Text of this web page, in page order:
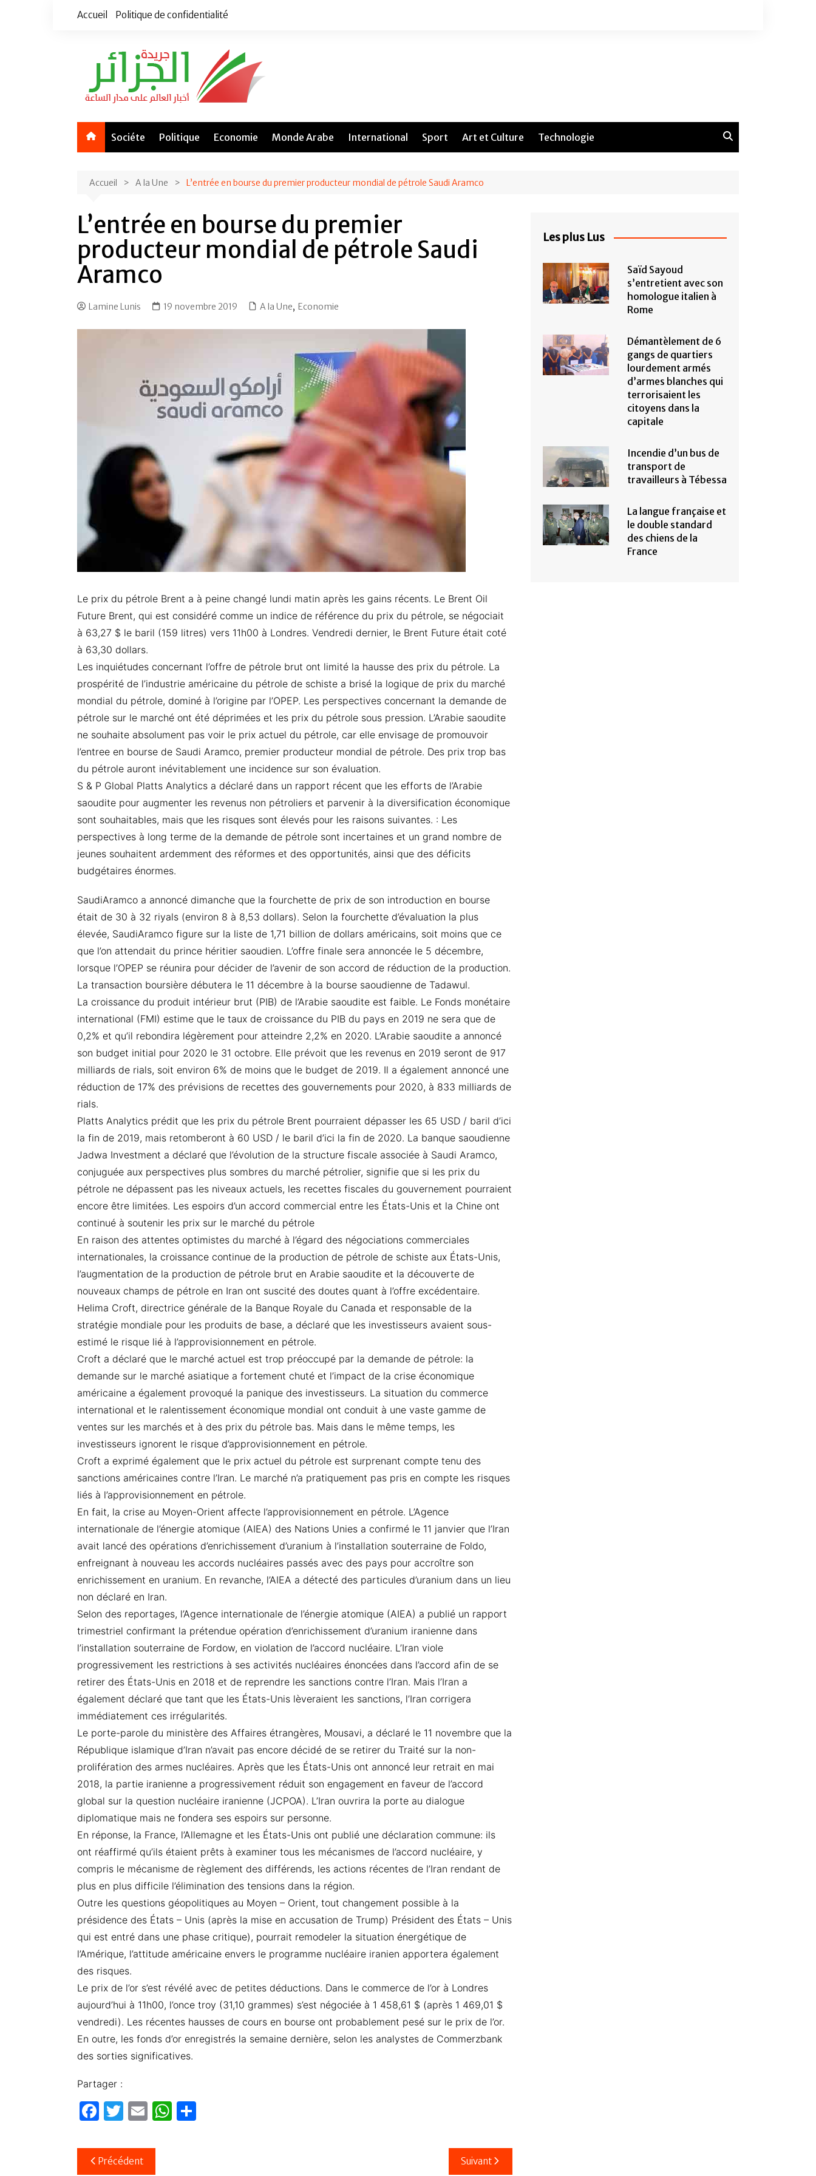
Accueil Politique de confidentialité
Sociéte Politique Economie Monde Arabe International Sport Art et Culture Technologie
Accueil A la Une L’entrée en bourse du premier producteur mondial de pétrole Saudi Aramco
L’entrée en bourse du premier
producteur mondial de pétrole Saudi
Aramco
Lamine Lunis 19 novembre 2019 A la Une, Economie
Le prix du pétrole Brent a à peine changé lundi matin après les gains récents. Le Brent Oil
Future Brent, qui est considéré comme un indice de référence du prix du pétrole, se négociait
à 63,27 $ le baril (159 litres) vers 11h00 à Londres. Vendredi dernier, le Brent Future était coté
à 63,30 dollars.
Les inquiétudes concernant l’offre de pétrole brut ont limité la hausse des prix du pétrole. La
prospérité de l’industrie américaine du pétrole de schiste a brisé la logique de prix du marché
mondial du pétrole, dominé à l’origine par l’OPEP. Les perspectives concernant la demande de
pétrole sur le marché ont été déprimées et les prix du pétrole sous pression. L’Arabie saoudite
ne souhaite absolument pas voir le prix actuel du pétrole, car elle envisage de promouvoir
l’entree en bourse de Saudi Aramco, premier producteur mondial de pétrole. Des prix trop bas
du pétrole auront inévitablement une incidence sur son évaluation.
S & P Global Platts Analytics a déclaré dans un rapport récent que les efforts de l’Arabie
saoudite pour augmenter les revenus non pétroliers et parvenir à la diversification économique
sont souhaitables, mais que les risques sont élevés pour les raisons suivantes. : Les
perspectives à long terme de la demande de pétrole sont incertaines et un grand nombre de
jeunes souhaitent ardemment des réformes et des opportunités, ainsi que des déficits
budgétaires énormes.
SaudiAramco a annoncé dimanche que la fourchette de prix de son introduction en bourse
était de 30 à 32 riyals (environ 8 à 8,53 dollars). Selon la fourchette d’évaluation la plus
élevée, SaudiAramco figure sur la liste de 1,71 billion de dollars américains, soit moins que ce
que l’on attendait du prince héritier saoudien. L’offre finale sera annoncée le 5 décembre,
lorsque l’OPEP se réunira pour décider de l’avenir de son accord de réduction de la production.
La transaction boursière débutera le 11 décembre à la bourse saoudienne de Tadawul.
La croissance du produit intérieur brut (PIB) de l’Arabie saoudite est faible. Le Fonds monétaire
international (FMI) estime que le taux de croissance du PIB du pays en 2019 ne sera que de
0,2% et qu’il rebondira légèrement pour atteindre 2,2% en 2020. L’Arabie saoudite a annoncé
son budget initial pour 2020 le 31 octobre. Elle prévoit que les revenus en 2019 seront de 917
milliards de rials, soit environ 6% de moins que le budget de 2019. Il a également annoncé une
réduction de 17% des prévisions de recettes des gouvernements pour 2020, à 833 milliards de
rials.
Platts Analytics prédit que les prix du pétrole Brent pourraient dépasser les 65 USD / baril d’ici
la fin de 2019, mais retomberont à 60 USD / le baril d’ici la fin de 2020. La banque saoudienne
Jadwa Investment a déclaré que l’évolution de la structure fiscale associée à Saudi Aramco,
conjuguée aux perspectives plus sombres du marché pétrolier, signifie que si les prix du
pétrole ne dépassent pas les niveaux actuels, les recettes fiscales du gouvernement pourraient
encore être limitées. Les espoirs d’un accord commercial entre les États-Unis et la Chine ont
continué à soutenir les prix sur le marché du pétrole
En raison des attentes optimistes du marché à l’égard des négociations commerciales
internationales, la croissance continue de la production de pétrole de schiste aux États-Unis,
l’augmentation de la production de pétrole brut en Arabie saoudite et la découverte de
nouveaux champs de pétrole en Iran ont suscité des doutes quant à l’offre excédentaire.
Helima Croft, directrice générale de la Banque Royale du Canada et responsable de la
stratégie mondiale pour les produits de base, a déclaré que les investisseurs avaient sous-
estimé le risque lié à l’approvisionnement en pétrole.
Croft a déclaré que le marché actuel est trop préoccupé par la demande de pétrole: la
demande sur le marché asiatique a fortement chuté et l’impact de la crise économique
américaine a également provoqué la panique des investisseurs. La situation du commerce
international et le ralentissement économique mondial ont conduit à une vaste gamme de
ventes sur les marchés et à des prix du pétrole bas. Mais dans le même temps, les
investisseurs ignorent le risque d’approvisionnement en pétrole.
Croft a exprimé également que le prix actuel du pétrole est surprenant compte tenu des
sanctions américaines contre l’Iran. Le marché n’a pratiquement pas pris en compte les risques
liés à l’approvisionnement en pétrole.
En fait, la crise au Moyen-Orient affecte l’approvisionnement en pétrole. L’Agence
internationale de l’énergie atomique (AIEA) des Nations Unies a confirmé le 11 janvier que l’Iran
avait lancé des opérations d’enrichissement d’uranium à l’installation souterraine de Foldo,
enfreignant à nouveau les accords nucléaires passés avec des pays pour accroître son
enrichissement en uranium. En revanche, l’AIEA a détecté des particules d’uranium dans un lieu
non déclaré en Iran.
Selon des reportages, l’Agence internationale de l’énergie atomique (AIEA) a publié un rapport
trimestriel confirmant la prétendue opération d’enrichissement d’uranium iranienne dans
l’installation souterraine de Fordow, en violation de l’accord nucléaire. L’Iran viole
progressivement les restrictions à ses activités nucléaires énoncées dans l’accord afin de se
retirer des États-Unis en 2018 et de reprendre les sanctions contre l’Iran. Mais l’Iran a
également déclaré que tant que les États-Unis lèveraient les sanctions, l’Iran corrigera
immédiatement ces irrégularités.
Le porte-parole du ministère des Affaires étrangères, Mousavi, a déclaré le 11 novembre que la
République islamique d’Iran n’avait pas encore décidé de se retirer du Traité sur la non-
prolifération des armes nucléaires. Après que les États-Unis ont annoncé leur retrait en mai
2018, la partie iranienne a progressivement réduit son engagement en faveur de l’accord
global sur la question nucléaire iranienne (JCPOA). L’Iran ouvrira la porte au dialogue
diplomatique mais ne fondera ses espoirs sur personne.
En réponse, la France, l’Allemagne et les États-Unis ont publié une déclaration commune: ils
ont réaffirmé qu’ils étaient prêts à examiner tous les mécanismes de l’accord nucléaire, y
compris le mécanisme de règlement des différends, les actions récentes de l’Iran rendant de
plus en plus difficile l’élimination des tensions dans la région.
Outre les questions géopolitiques au Moyen – Orient, tout changement possible à la
présidence des États – Unis (après la mise en accusation de Trump) Président des États – Unis
qui est entré dans une phase critique), pourrait remodeler la situation énergétique de
l’Amérique, l’attitude américaine envers le programme nucléaire iranien apportera également
des risques.
Le prix de l’or s’est révélé avec de petites déductions. Dans le commerce de l’or à Londres
aujourd’hui à 11h00, l’once troy (31,10 grammes) s’est négociée à 1 458,61 $ (après 1 469,01 $
vendredi). Les récentes hausses de cours en bourse ont probablement pesé sur le prix de l’or.
En outre, les fonds d’or enregistrés la semaine dernière, selon les analystes de Commerzbank
des sorties significatives.
Partager :
F
c
e
T
itt
er
E
ail
W
Navigation
Précédent Suivant
Les plus Lus
Saïd Sayoud
s’entretient avec son
homologue italien à
Rome
Démantèlement de 6
gangs de quartiers
lourdement armés
d’armes blanches qui
terrorisaient les
citoyens dans la
capitale
Incendie d’un bus de
transport de
travailleurs à Tébessa
La langue française et
le double standard
des chiens de la
France